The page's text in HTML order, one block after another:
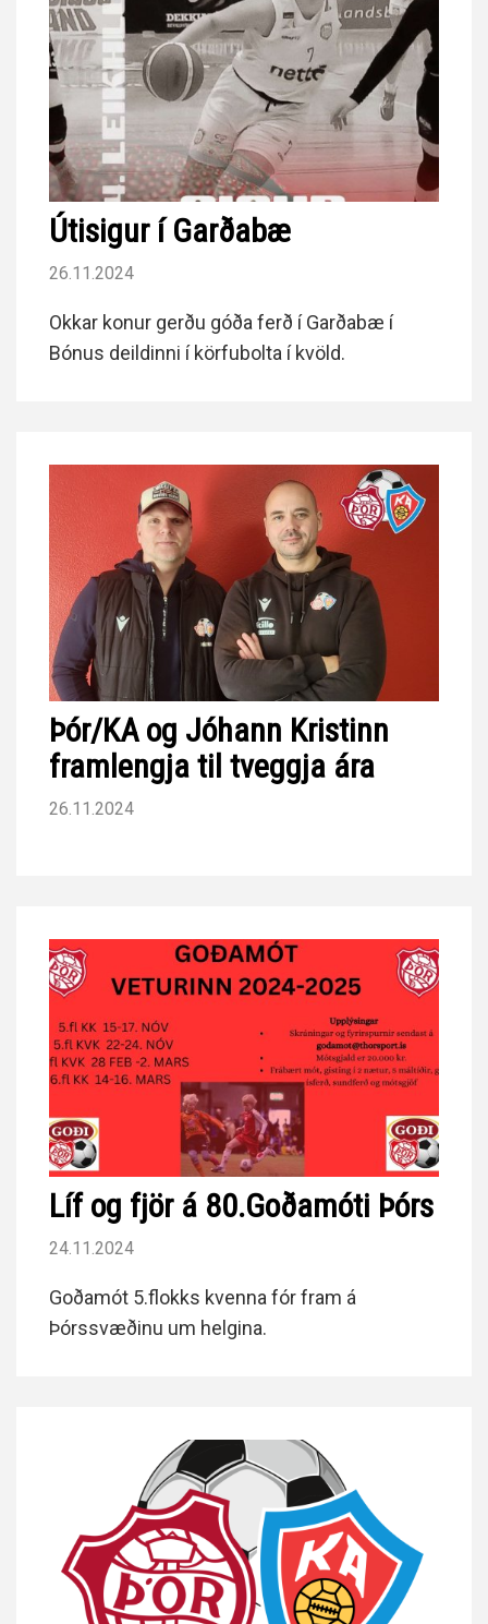
Útisigur í Garðabæ
26.11.2024
Okkar konur gerðu góða ferð í Garðabæ í
Bónus deildinni í körfubolta í kvöld.
Þór/KA og Jóhann Kristinn
framlengja til tveggja ára
26.11.2024
Líf og fjör á 80.Goðamóti Þórs
24.11.2024
Goðamót 5.flokks kvenna fór fram á
Þórssvæðinu um helgina.